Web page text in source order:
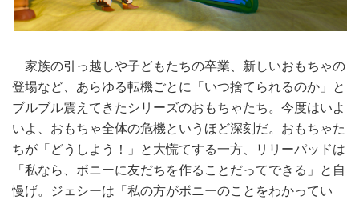
家族の引っ越しや子どもたちの卒業、新しいおもちゃの
登場など、あらゆる転機ごとに「いつ捨てられるのか」と
ブルブル震えてきたシリーズのおもちゃたち。今度はいよ
いよ、おもちゃ全体の危機というほど深刻だ。おもちゃた
ちが「どうしよう！」と大慌てする一方、リリーパッドは
「私なら、ボニーに友だちを作ることだってできる」と自
慢げ。ジェシーは「私の方がボニーのことをわかってい